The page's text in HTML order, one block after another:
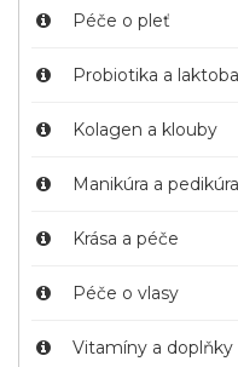
Péče o pleť
Probiotika a
Kolagen a klouby
Manikúra a pedikúra
Krása a péče
Péče o vlasy
Vitamíny a doplňky